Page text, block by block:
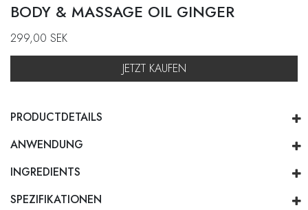
BODY & MASSAGE OIL GINGER
299,00 SEK
JETZT KAUFEN
PRODUCTDETAILS
ANWENDUNG
INGREDIENTS
SPEZIFIKATIONEN